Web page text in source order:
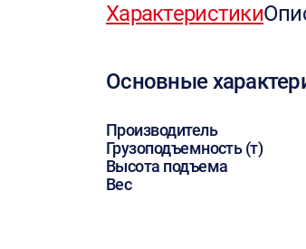
Характеристики
Основные
Производитель
Грузоподъемность (т)
Высота подъема
Вес